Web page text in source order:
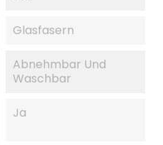
Glasfasern
Abnehmbar Und
Waschbar
Ja